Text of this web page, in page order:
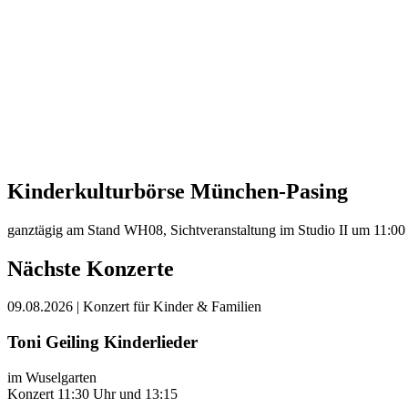
Kinderkulturbörse München-Pasing
ganztägig am Stand WH08, Sichtveranstaltung im Studio II um
Nächste Konzerte
09.08.2026 | Konzert für Kinder & Familien
Toni Geiling Kinderlieder
im Wuselgarten
Konzert 11:30 Uhr und 13:15